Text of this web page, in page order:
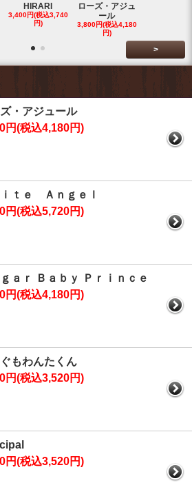
HIRARI
3,400円(税込3,740
円)
ローズ・アジュ
ール
3,800円(税込4,180
円)
>
・アジュール
円(税込4,180円)
ｔｅ Ａｎｇｅｌ
円(税込5,720円)
ａｒ Ｂａｂｙ Ｐｒｉｎｃｅ
円(税込4,180円)
もわんたくん
円(税込3,520円)
円(税込3,520円)